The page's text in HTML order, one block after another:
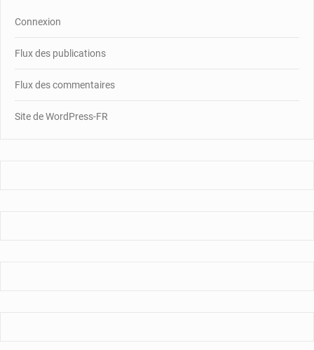
Connexion
Flux des publications
Flux des commentaires
Site de WordPress-FR